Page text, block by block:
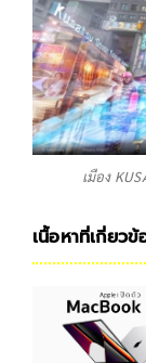
เมือง
เนื้อหาที่เกี่ยวข้